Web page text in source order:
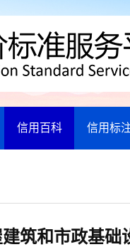
信用百科 信用标
筑和市政基础